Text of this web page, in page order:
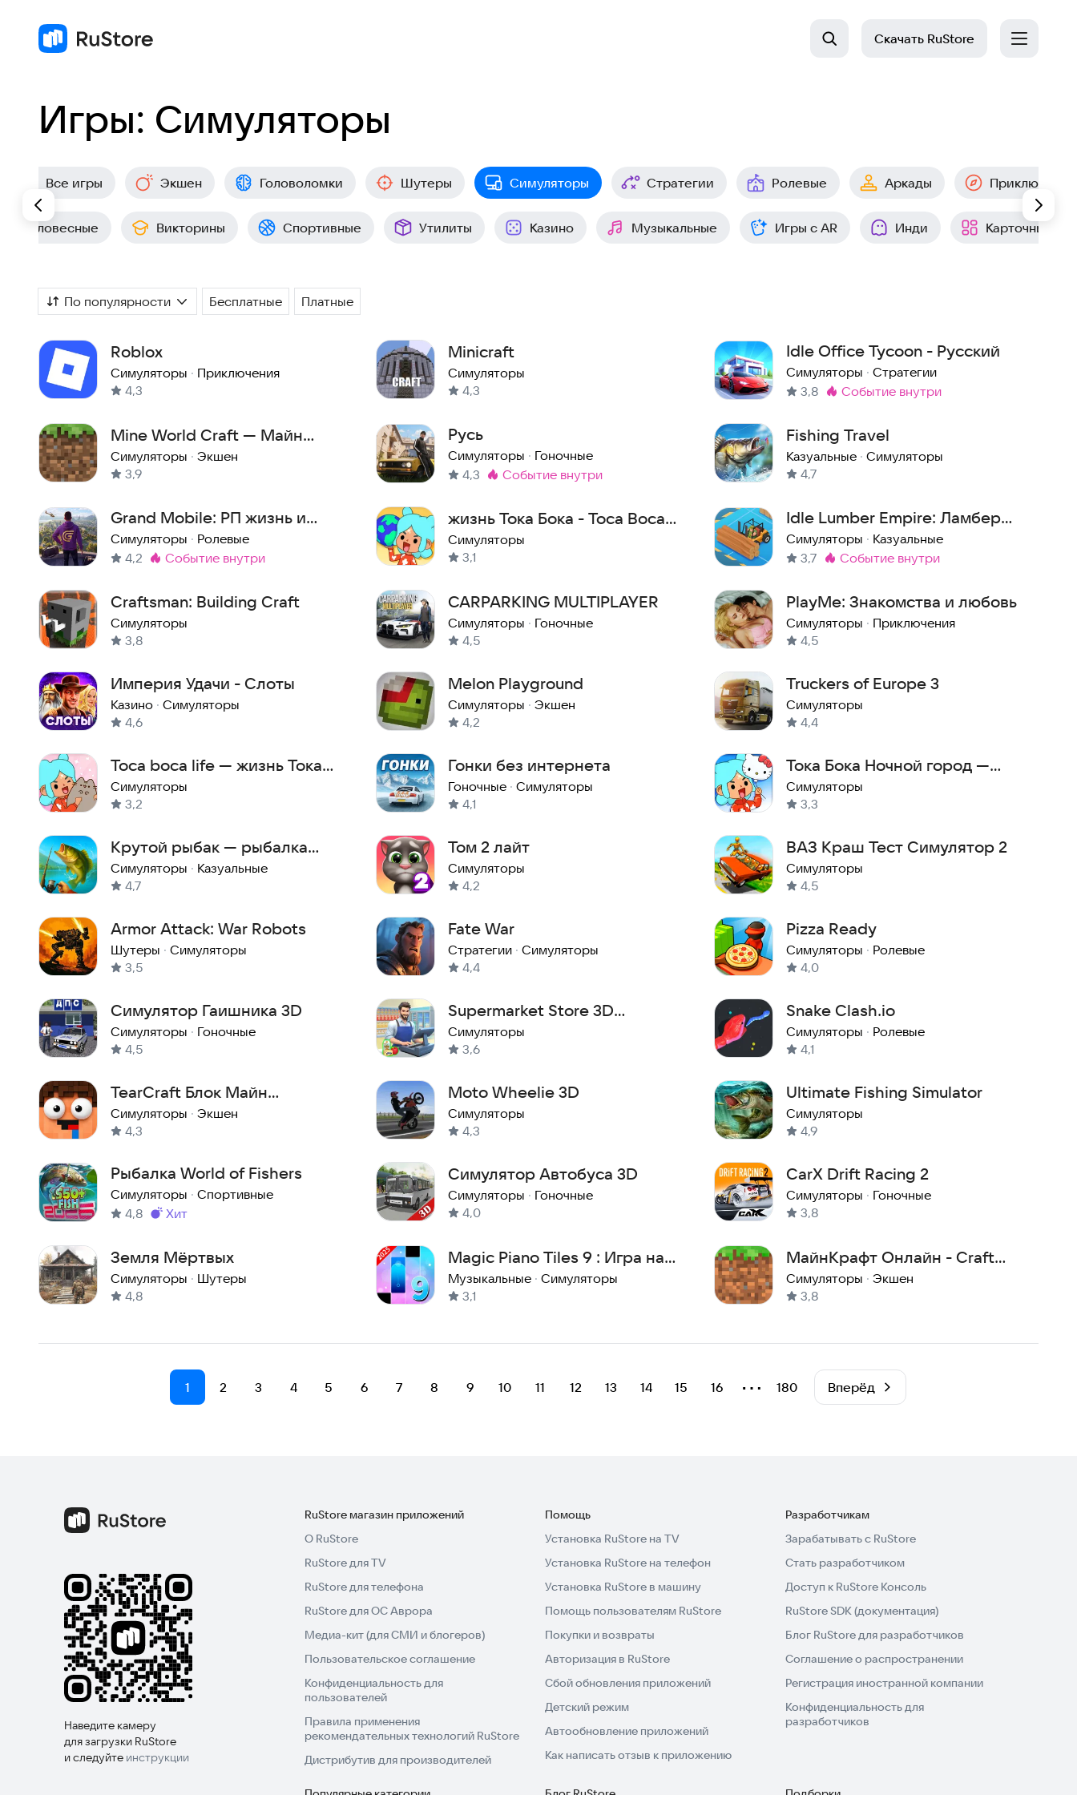
Скачать RuStore
Игры: Симуляторы
Все игры Экшен Головоломки Шутеры Симуляторы Стратегии Ролевые Аркады Приключения
Словесные Викторины Спортивные Утилиты Казино Музыкальные Игры с AR Инди Карточные
По популярности Бесплатные Платные
Roblox
Симуляторы · Приключения
4,3
Minicraft
Симуляторы
4,3
Idle Office Tycoon - Русский
Симуляторы · Стратегии
3,8
Метка:
событие внутри
Mine World Craft — Майн
Ворлд Крафт
Симуляторы · Экшен
3,9
Русь
Симуляторы · Гоночные
4,3
Метка:
событие внутри
Fishing Travel
Казуальные · Симуляторы
4,7
Grand Mobile: РП жизнь и
гонки онлайн
Симуляторы · Ролевые
4,2
Метка:
событие внутри
жизнь Тока Бока - Toca Boca
Life
Симуляторы
3,1
Idle Lumber Empire: Ламбер
Симулятор
Симуляторы · Казуальные
3,7
Метка:
событие внутри
Craftsman: Building Craft
Симуляторы
3,8
CARPARKING MULTIPLAYER
Симуляторы · Гоночные
4,5
PlayMe: Знакомства и любовь
Симуляторы · Приключения
4,5
Империя Удачи - Слоты
Казино · Симуляторы
4,6
Melon Playground
Симуляторы · Экшен
4,2
Truckers of Europe 3
Симуляторы
4,4
Toca boca life — жизнь Тока
Бока
Симуляторы
3,2
Гонки без интернета
Гоночные · Симуляторы
4,1
Тока Бока Ночной город —
Toca Boca Night City
Симуляторы
3,3
Крутой рыбак — рыбалка
офлайн
Симуляторы · Казуальные
4,7
Том 2 лайт
Симуляторы
4,2
ВАЗ Краш Тест Симулятор 2
Симуляторы
4,5
Armor Attack: War Robots
Шутеры · Симуляторы
3,5
Fate War
Стратегии · Симуляторы
4,4
Pizza Ready
Симуляторы · Ролевые
4,0
Симулятор Гаишника 3D
Симуляторы · Гоночные
4,5
Supermarket Store 3D
Simulator
Симуляторы
3,6
Snake Clash.io
Симуляторы · Ролевые
4,1
TearCraft Блок Майн
Песочница — Разрушение и
Крафт
Симуляторы · Экшен
4,3
Moto Wheelie 3D
Симуляторы
4,3
Ultimate Fishing Simulator
Симуляторы
4,9
Рыбалка World of Fishers
Симуляторы · Спортивные
4,8
Метка
хит
Симулятор Автобуса 3D
Симуляторы · Гоночные
4,0
CarX Drift Racing 2
Симуляторы · Гоночные
3,8
Земля Мёртвых
Симуляторы · Шутеры
4,8
Magic Piano Tiles 9 : Игра на
пианино
Музыкальные · Симуляторы
3,1
МайнКрафт Онлайн - Craft
Build Online
Симуляторы · Экшен
3,8
1 2 3 4 5 6 7 8 9 10 11 12 13 14 15 16 ⋯ 180 Вперёд
Наведите камеру
для загрузки RuStore
и следуйте инструкции
RuStore магазин приложений
О RuStore
RuStore для TV
RuStore для телефона
RuStore для ОС Аврора
Медиа-кит (для СМИ и блогеров)
Пользовательское соглашение
Конфиденциальность для
пользователей
Правила применения
рекомендательных технологий RuStore
Дистрибутив для производителей
Помощь
Установка RuStore на TV
Установка RuStore на телефон
Установка RuStore в машину
Помощь пользователям RuStore
Покупки и возвраты
Авторизация в RuStore
Сбой обновления приложений
Детский режим
Автообновление приложений
Как написать отзыв к приложению
Разработчикам
Зарабатывать с RuStore
Стать разработчиком
Доступ к RuStore Консоль
RuStore SDK (документация)
Блог RuStore для разработчиков
Соглашение о распространении
Регистрация иностранной компании
Конфиденциальность для
разработчиков